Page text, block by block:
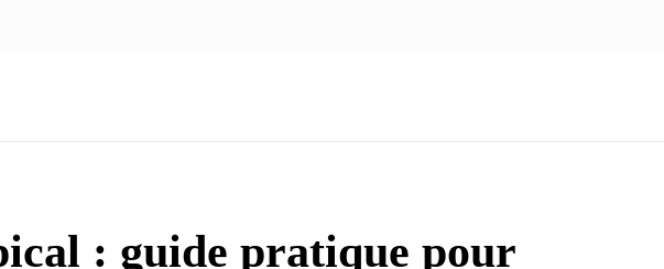
: guide pratique pour